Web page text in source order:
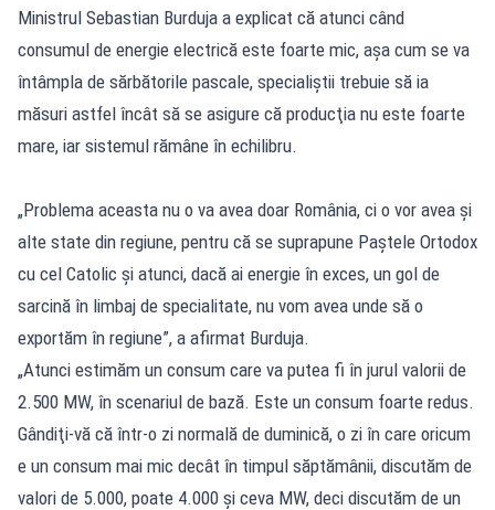
Ministrul Sebastian Burduja a explicat că atunci când
consumul de energie electrică este foarte mic, aşa cum se va
întâmpla de sărbătorile pascale, specialiştii trebuie să ia
măsuri astfel încât să se asigure că producţia nu este foarte
mare, iar sistemul rămâne în echilibru.
„Problema aceasta nu o va avea doar România, ci o vor avea şi
alte state din regiune, pentru că se suprapune Paştele Ortodox
cu cel Catolic şi atunci, dacă ai energie în exces, un gol de
sarcină în limbaj de specialitate, nu vom avea unde să o
exportăm în regiune”, a afirmat Burduja.
„Atunci estimăm un consum care va putea fi în jurul valorii de
2.500 MW, în scenariul de bază. Este un consum foarte redus.
Gândiţi-vă că într-o zi normală de duminică, o zi în care oricum
e un consum mai mic decât în timpul săptămânii, discutăm de
valori de 5.000, poate 4.000 şi ceva MW, deci discutăm de un